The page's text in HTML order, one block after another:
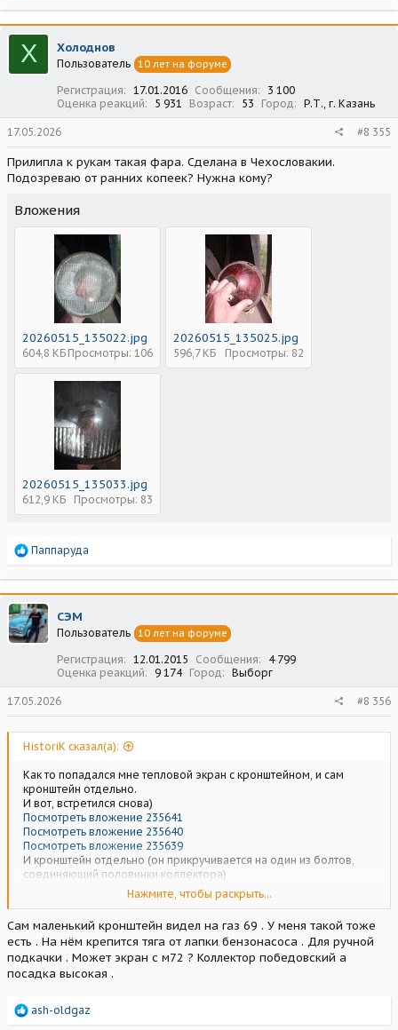
а
к
ц
и
и
Х Холоднов
Пользователь 10 лет на форуме
Регистрация 17.01.2016 Сообщения
3 100
Оценка реакций
5 931 Возраст 53 Город Р.Т., г. Казань
17.05.2026 #8 355
Прилипла к рукам такая фара. Сделана в Чехословакии.
Подозреваю от ранних копеек? Нужна кому?
Вложения
20260515_135022.jpg
604,8 КБ Просмотры: 106
20260515_135025.jpg
596,7 КБ Просмотры: 82
20260515_135033.jpg
612,9 КБ Просмотры: 83
Р
а
к
ц
и
и
Паппаруда
СЭМ
Пользователь 10 лет на форуме
Регистрация 12.01.2015 Сообщения
4 799
Оценка реакций
9 174 Город Выборг
17.05.2026 #8 356
HistoriK сказал(а):
Как то попадался мне тепловой экран с кронштейном, и сам
кронштейн отдельно.
И вот, встретился снова)
Посмотреть вложение 235641
Посмотреть вложение 235640
Посмотреть вложение 235639
И кронштейн отдельно (он прикручивается на один из болтов,
соединяющий половинки коллектора)
По идее, как я думаю, такие кронштейны ставились на машины с
Если кто-то опознает отчего он, будет здорово)
По поводу пластиковых подфарников, вот на этой машине я их
Посмотреть вложение 235642
Где на форуме было фото гнилой Варшавы с такими стеклами, но
Нажмите, чтобы раскрыть...
Сам маленький кронштейн видел на газ 69 . У меня такой тоже
есть . На нём крепится тяга от лапки бензонасоса . Для ручной
подкачки . Может экран с м72 ? Коллектор победовский а
посадка высокая .
Р
ash-oldgaz